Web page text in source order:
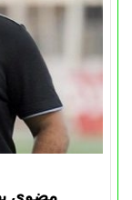
مضوي